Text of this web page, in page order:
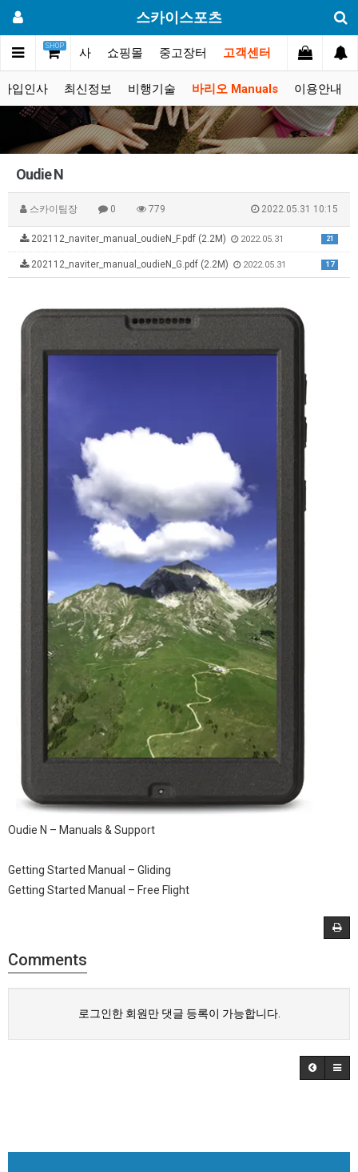
스카이스포츠
SHOP
리 대회.행사 쇼핑몰 중고장터 고객센터
가입인사 최신정보 비행기술 바리오 Manuals 이용안내
Oudie N
스카이팀장 0 779 2022.05.31 10:15
21
202112_naviter_manual_oudieN_F.pdf (2.2M) 2022.05.31
17
202112_naviter_manual_oudieN_G.pdf (2.2M) 2022.05.31
Oudie N – Manuals & Support
Getting Started Manual – Gliding
Getting Started Manual – Free Flight
Comments
로그인한 회원만 댓글 등록이 가능합니다.